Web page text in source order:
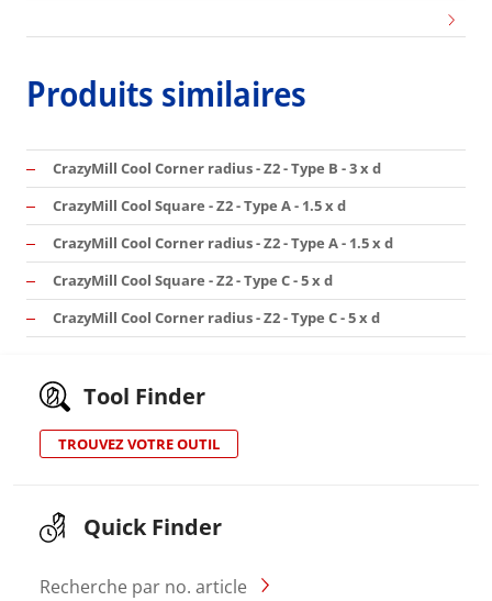
Produits similaires
CrazyMill Cool Corner radius - Z2 - Type B - 3 x d
CrazyMill Cool Square - Z2 - Type A - 1.5 x d
CrazyMill Cool Corner radius - Z2 - Type A - 1.5 x d
CrazyMill Cool Square - Z2 - Type C - 5 x d
CrazyMill Cool Corner radius - Z2 - Type C - 5 x d
Tool Finder
TROUVEZ VOTRE OUTIL
Quick Finder
Recherche par no. article